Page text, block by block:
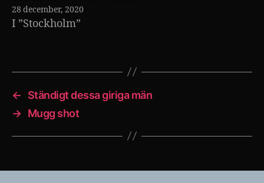
28 december, 2020
I ”Stockholm”
←
Ständigt dessa giriga män
→ Mugg shot